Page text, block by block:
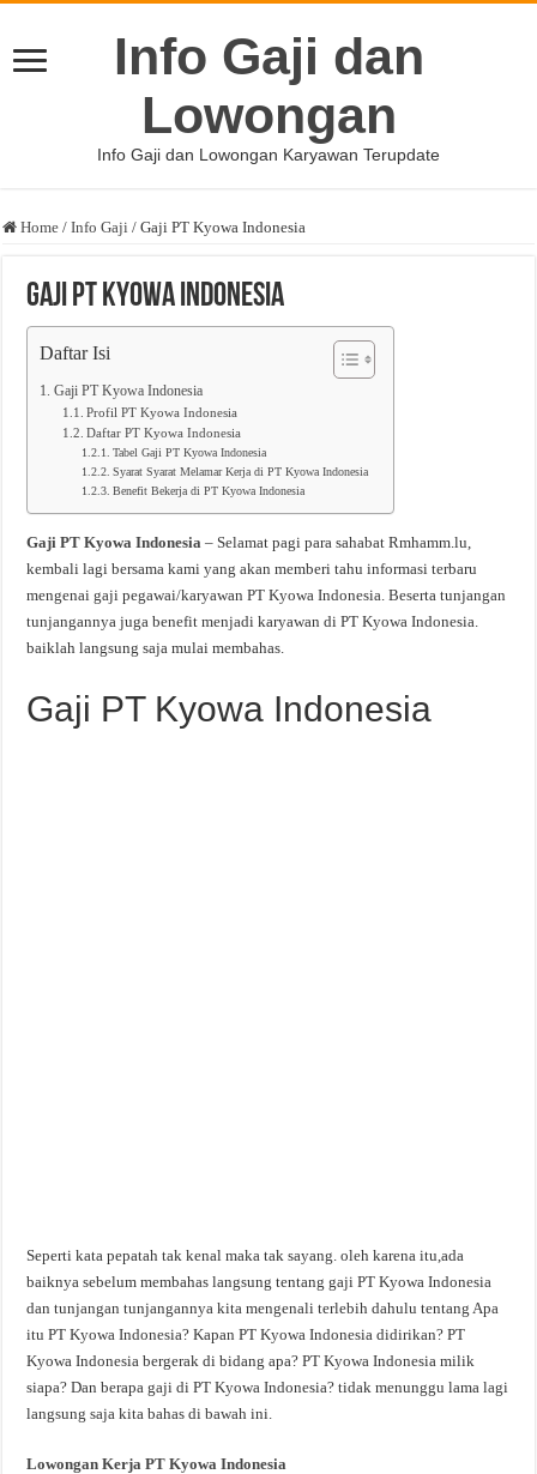
Info Gaji dan
Lowongan
Info Gaji dan Lowongan Karyawan Terupdate
Home / Info Gaji / Gaji PT Kyowa Indonesia
Gaji PT Kyowa Indonesia
Daftar Isi
Gaji PT Kyowa Indonesia
Profil PT Kyowa Indonesia
Daftar PT Kyowa Indonesia
Tabel Gaji PT Kyowa Indonesia
Syarat Syarat Melamar Kerja di PT Kyowa Indonesia
Benefit Bekerja di PT Kyowa Indonesia
Gaji PT Kyowa Indonesia – Selamat pagi para sahabat Rmhamm.lu,
kembali lagi bersama kami yang akan memberi tahu informasi terbaru
mengenai gaji pegawai/karyawan PT Kyowa Indonesia. Beserta tunjangan
tunjangannya juga benefit menjadi karyawan di PT Kyowa Indonesia.
baiklah langsung saja mulai membahas.
Gaji PT Kyowa Indonesia
Seperti kata pepatah tak kenal maka tak sayang. oleh karena itu,ada
baiknya sebelum membahas langsung tentang gaji PT Kyowa Indonesia
dan tunjangan tunjangannya kita mengenali terlebih dahulu tentang Apa
itu PT Kyowa Indonesia? Kapan PT Kyowa Indonesia didirikan? PT
Kyowa Indonesia bergerak di bidang apa? PT Kyowa Indonesia milik
siapa? Dan berapa gaji di PT Kyowa Indonesia? tidak menunggu lama lagi
langsung saja kita bahas di bawah ini.
Lowongan Kerja PT Kyowa Indonesia